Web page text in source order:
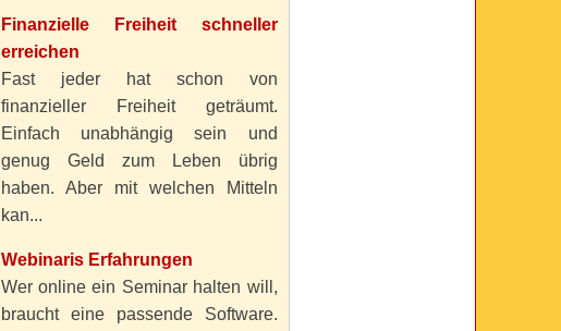
Finanzielle Freiheit schneller
erreichen
Fast jeder hat schon von
finanzieller Freiheit geträumt.
Einfach unabhängig sein und
genug Geld zum Leben übrig
haben. Aber mit welchen Mitteln
kan...
Webinaris Erfahrungen
Wer online ein Seminar halten will,
braucht eine passende Software.